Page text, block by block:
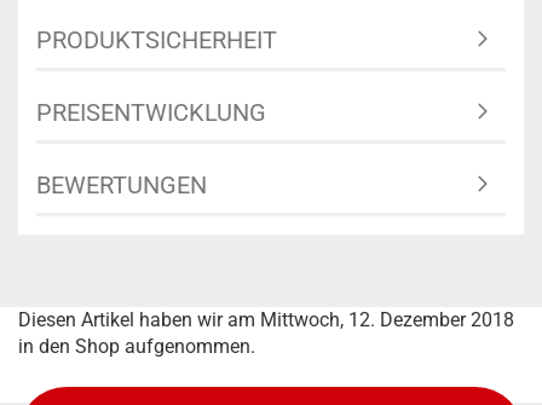
PRODUKTSICHERHEIT
PREISENTWICKLUNG
BEWERTUNGEN
Diesen Artikel haben wir am Mittwoch, 12. Dezember 2018
in den Shop aufgenommen.